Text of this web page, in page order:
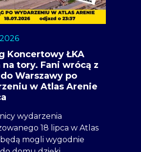
Koncertowy ŁKA
na tory. Fani wrócą z
Warszawy po
w Atlas Arenie
wydarzenia
18 lipca w Atlas
mogli wygodnie